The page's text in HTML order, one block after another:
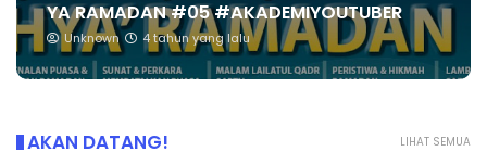
YA RAMADAN #05 #AKADEMIYOUTUBER
Unknown 4 tahun yang lalu
LIHAT SEMUA
AKAN DATANG!